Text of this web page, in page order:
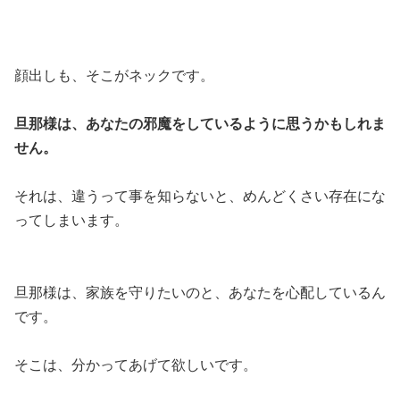
顔出しも、そこがネックです。
旦那様は、あなたの邪魔をしているように思うかもしれま
せん。
それは、違うって事を知らないと、めんどくさい存在にな
ってしまいます。
旦那様は、家族を守りたいのと、あなたを心配しているん
です。
そこは、分かってあげて欲しいです。